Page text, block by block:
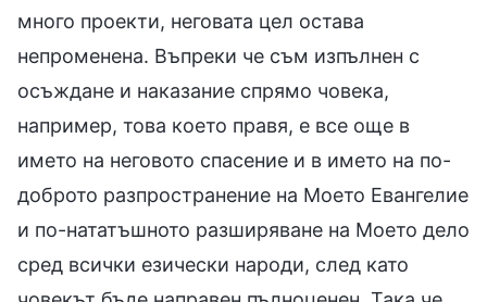
много проекти, неговата цел остава
непроменена. Въпреки че съм изпълнен с
осъждане и наказание спрямо човека,
например, това което правя, е все още в
името на неговото спасение и в името на по-
доброто разпространение на Моето Евангелие
и по-нататъшното разширяване на Моето дело
сред всички езически народи, след като